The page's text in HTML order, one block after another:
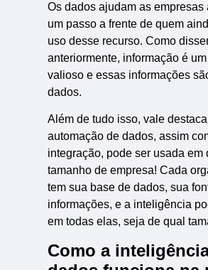
Os dados ajudam as empresas
um passo a frente de quem
uso desse recurso. Como
anteriormente, informação é
valioso e essas informações
dados.
Além de tudo isso, vale
automação de dados, assim
integração, pode ser usada em
tamanho de empresa! Cada
tem sua base de dados, sua
informações, e a inteligência
em todas elas, seja de qual
Como a